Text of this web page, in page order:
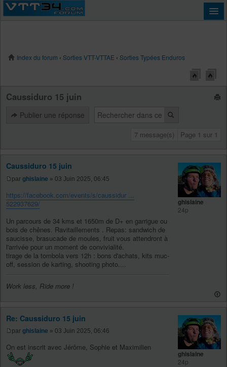
Index du forum ‹ Sorties VTT-VTTAE ‹ Sorties Typées Enduros
Caussiduro 15 juin
Publier une réponse
7 message(s) Page 1 sur 1
Caussiduro 15 juin
par ghislaine » 03 Juin 2025, 06:45
https://facebook.com/events/s/caussidur ...
522937629/
Un parcours de 34 kms et 1650m de D+ en garrigue ou
bois de chênes. Ravitaillements . Repas: sandwich de
saucisse, brasucade de moules, fruit vous attendront à
l'arrivée pour un moment de convivialité.
tirage de la tombola vers 12h : bons d'achats, kits muc-
off, session de karting, shooting photo....
Work less, Ride more !
ghislaine
24p
Re: Caussiduro 15 juin
par ghislaine » 03 Juin 2025, 06:46
On est inscrit avec Jérôme, Sophie et Maximilien
ghislaine
24p